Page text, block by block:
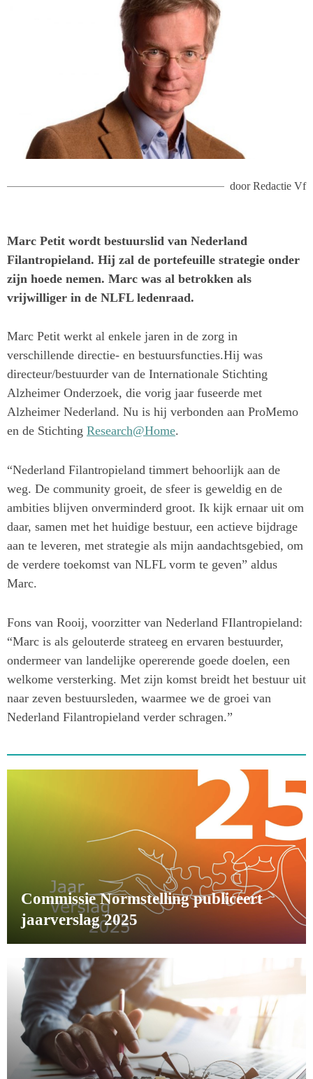
doorRedactie Vf
Marc Petit wordt bestuurslid van Nederland
Filantropieland. Hij zal de portefeuille strategie onder
zijn hoede nemen. Marc was al betrokken als
vrijwilliger in de NLFL ledenraad.
Marc Petit werkt al enkele jaren in de zorg in
verschillende directie- en bestuursfuncties.Hij was
directeur/bestuurder van de Internationale Stichting
Alzheimer Onderzoek, die vorig jaar fuseerde met
Alzheimer Nederland. Nu is hij verbonden aan ProMemo
en de Stichting Research@Home.
“Nederland Filantropieland timmert behoorlijk aan de
weg. De community groeit, de sfeer is geweldig en de
ambities blijven onverminderd groot. Ik kijk ernaar uit om
daar, samen met het huidige bestuur, een actieve bijdrage
aan te leveren, met strategie als mijn aandachtsgebied, om
de verdere toekomst van NLFL vorm te geven” aldus
Marc.
Fons van Rooij, voorzitter van Nederland FIlantropieland:
“Marc is als gelouterde strateeg en ervaren bestuurder,
ondermeer van landelijke opererende goede doelen, een
welkome versterking. Met zijn komst breidt het bestuur uit
naar zeven bestuursleden, waarmee we de groei van
Nederland Filantropieland verder schragen.”
Commissie Normstelling publiceert
jaarverslag 2025